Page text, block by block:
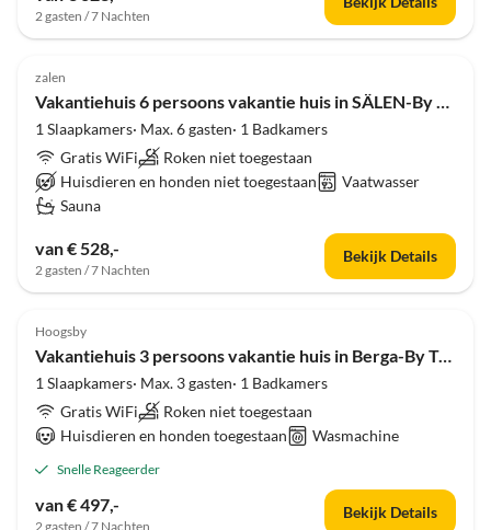
2 gasten / 7 Nachten
4.0 (7)
zalen
Vakantiehuis 6 persoons vakantie huis in SÄLEN-By Traum
1 Slaapkamers· Max. 6 gasten· 1 Badkamers
Gratis WiFi
Roken niet toegestaan
Huisdieren en honden niet toegestaan
Vaatwasser
Sauna
van € 528,-
2 gasten / 7 Nachten
Bekijk Details
4.0 (7)
Hoogsby
Vakantiehuis 3 persoons vakantie huis in Berga-By Traum
1 Slaapkamers· Max. 3 gasten· 1 Badkamers
Gratis WiFi
Roken niet toegestaan
Huisdieren en honden toegestaan
Wasmachine
Snelle Reageerder
van € 497,-
2 gasten / 7 Nachten
Bekijk Details